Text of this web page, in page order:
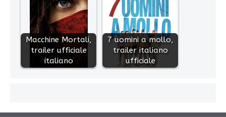
Macchine Mortali,
trailer ufficiale
italiano
7 uomini a mollo,
trailer italiano
ufficiale